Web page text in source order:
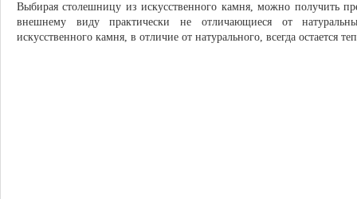
Выбирая столешницу из искусственного камня, можно получить
внешнему виду практически не отличающиеся от
искусственного камня, в отличие от натурального, всегда остается